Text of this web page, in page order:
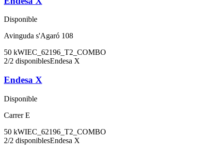
Disponible
Avinguda s'Agaró 108
50 kWIEC_62196_T2_COMBO
2/2 disponiblesEndesa X
Endesa X
Disponible
Carrer E
50 kWIEC_62196_T2_COMBO
2/2 disponiblesEndesa X